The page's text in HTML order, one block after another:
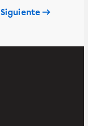
Siguiente →